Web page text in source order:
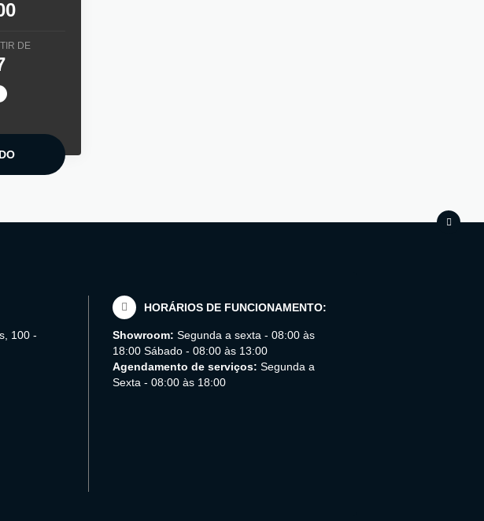
DE
100 -
HORÁRIOS DE FUNCIONAMENTO:
Showroom: Segunda a sexta - 08:00 às
18:00 Sábado - 08:00 às 13:00
Agendamento de serviços: Segunda a
Sexta - 08:00 às 18:00